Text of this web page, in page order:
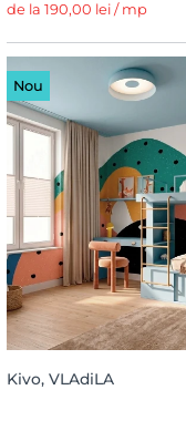
de la 190,00 lei / mp
Nou
Kivo, VLAdiLA